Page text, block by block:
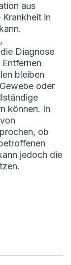
aus
in
Diagnose
bleiben
oder
können. In
ob
jedoch die